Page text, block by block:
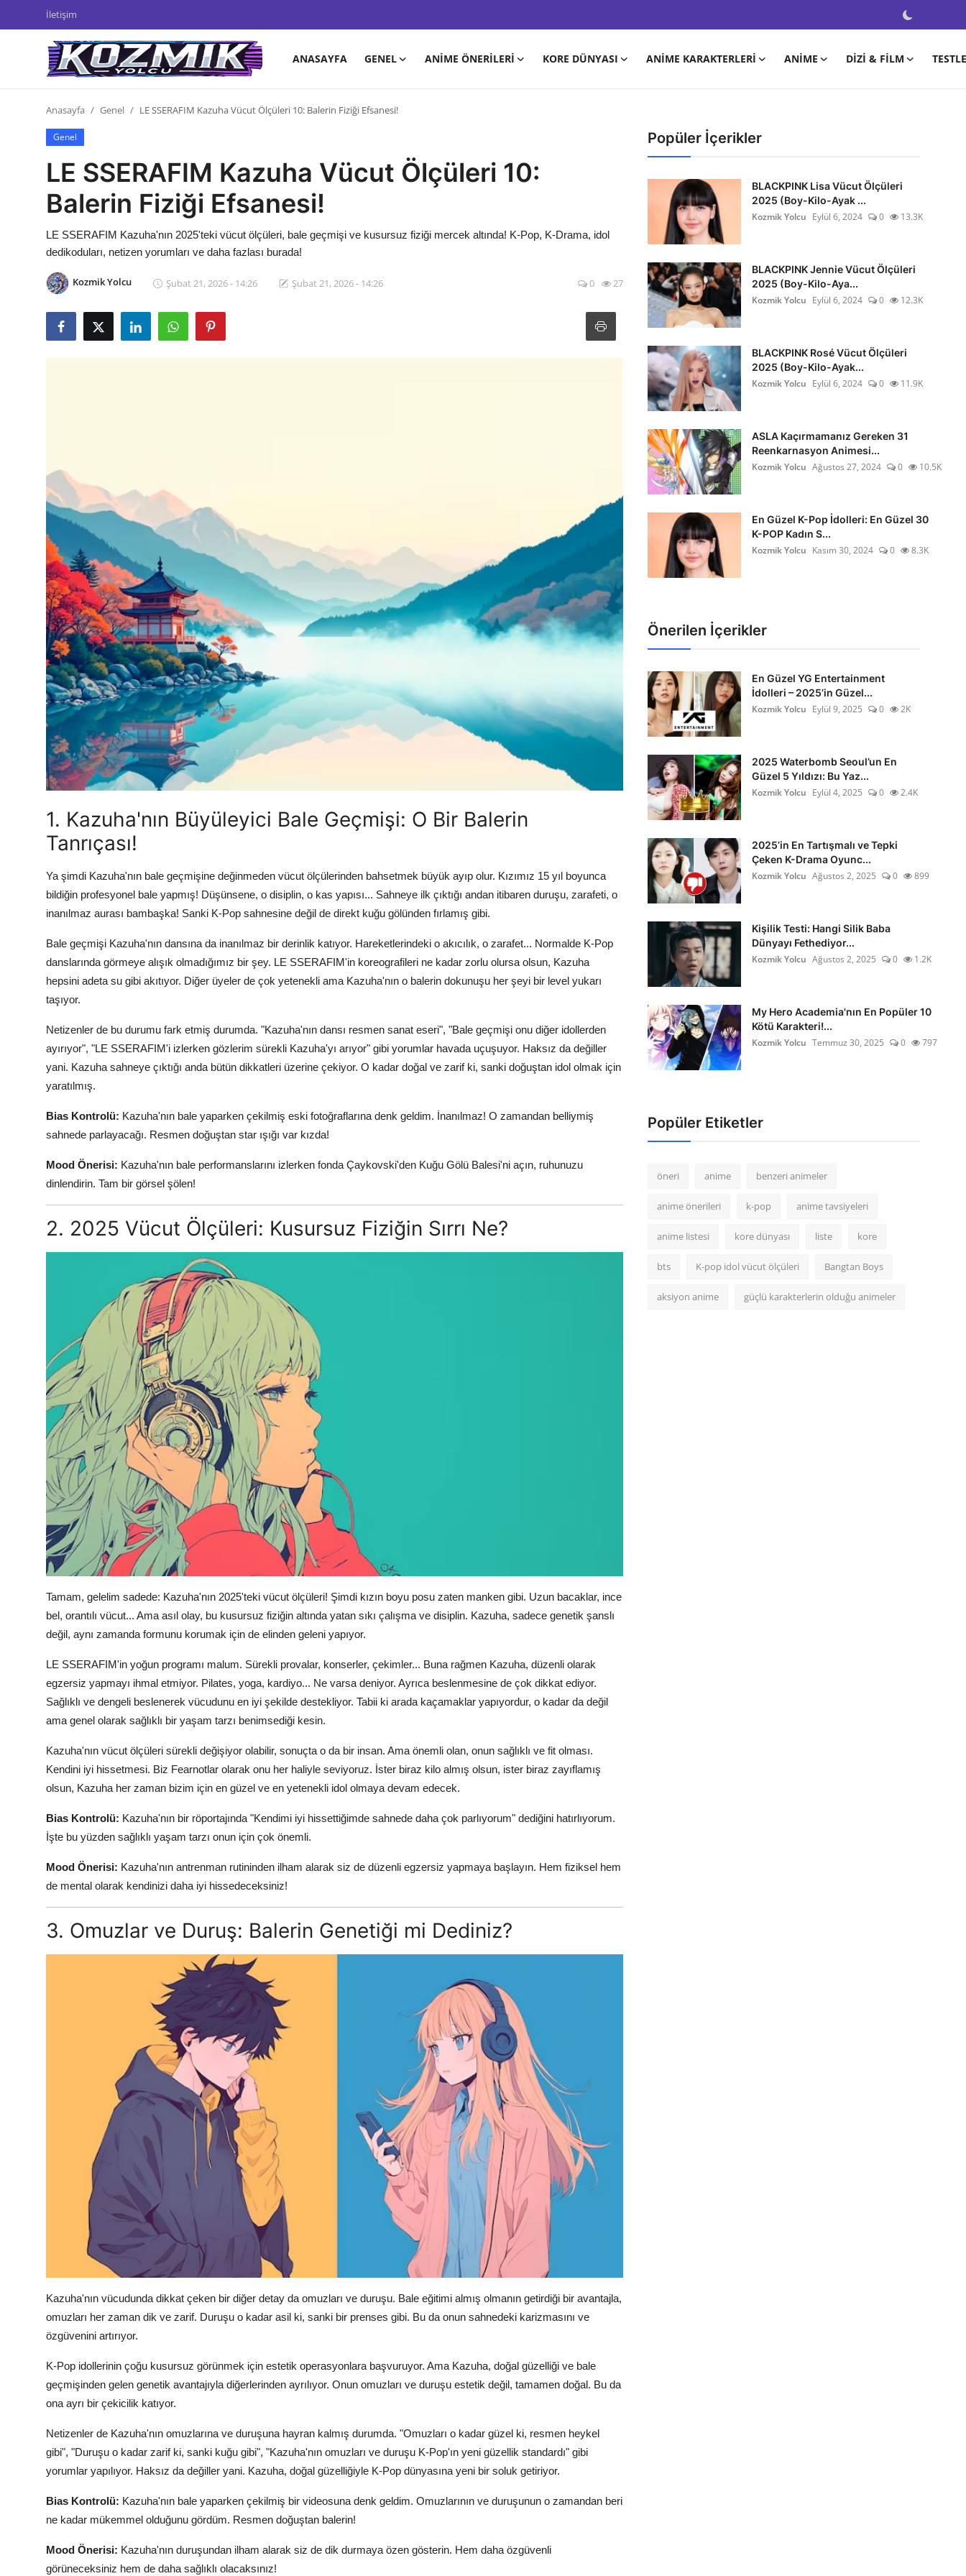
İletişim
ANASAYFA GENEL ANIME ÖNERILERI KORE DÜNYASI ANIME KARAKTERLERI ANIME DIZI & FILM
Anime Önerileri
Kore Dünyası
Anime Karakterleri
Dizi & Film
Testler
Anasayfa Genel LE SSERAFIM Kazuha Vücut Ölçüleri 10: Balerin Fiziği Efsanesi!
Genel
LE SSERAFIM Kazuha Vücut Ölçüleri 10:
Balerin Fiziği Efsanesi!
LE SSERAFIM Kazuha'nın 2025'teki vücut ölçüleri, bale geçmişi ve kusursuz fiziği mercek altında! K-Pop, K-Drama, idol
dedikoduları, netizen yorumları ve daha fazlası burada!
Kozmik Yolcu Şubat 21, 2026 - 14:26 Şubat 21, 2026 - 14:26 0 27
1. Kazuha'nın Büyüleyici Bale Geçmişi: O Bir Balerin
Tanrıçası!
Ya şimdi Kazuha'nın bale geçmişine değinmeden vücut ölçülerinden bahsetmek büyük ayıp olur. Kızımız 15 yıl boyunca
bildiğin profesyonel bale yapmış! Düşünsene, o disiplin, o kas yapısı... Sahneye ilk çıktığı andan itibaren duruşu, zarafeti, o
inanılmaz aurası bambaşka! Sanki K-Pop sahnesine değil de direkt kuğu gölünden fırlamış gibi.
Bale geçmişi Kazuha'nın dansına da inanılmaz bir derinlik katıyor. Hareketlerindeki o akıcılık, o zarafet... Normalde K-Pop
danslarında görmeye alışık olmadığımız bir şey. LE SSERAFIM'in koreografileri ne kadar zorlu olursa olsun, Kazuha
hepsini adeta su gibi akıtıyor. Diğer üyeler de çok yetenekli ama Kazuha'nın o balerin dokunuşu her şeyi bir level yukarı
taşıyor.
Netizenler de bu durumu fark etmiş durumda. "Kazuha'nın dansı resmen sanat eseri", "Bale geçmişi onu diğer idollerden
ayırıyor", "LE SSERAFIM'i izlerken gözlerim sürekli Kazuha'yı arıyor" gibi yorumlar havada uçuşuyor. Haksız da değiller
yani. Kazuha sahneye çıktığı anda bütün dikkatleri üzerine çekiyor. O kadar doğal ve zarif ki, sanki doğuştan idol olmak için
yaratılmış.
Bias Kontrolü: Kazuha'nın bale yaparken çekilmiş eski fotoğraflarına denk geldim. İnanılmaz! O zamandan belliymiş
sahnede parlayacağı. Resmen doğuştan star ışığı var kızda!
Mood Önerisi: Kazuha'nın bale performanslarını izlerken fonda Çaykovski'den Kuğu Gölü Balesi'ni açın, ruhunuzu
dinlendirin. Tam bir görsel şölen!
2. 2025 Vücut Ölçüleri: Kusursuz Fiziğin Sırrı Ne?
Tamam, gelelim sadede: Kazuha'nın 2025'teki vücut ölçüleri! Şimdi kızın boyu posu zaten manken gibi. Uzun bacaklar, ince
bel, orantılı vücut... Ama asıl olay, bu kusursuz fiziğin altında yatan sıkı çalışma ve disiplin. Kazuha, sadece genetik şanslı
değil, aynı zamanda formunu korumak için de elinden geleni yapıyor.
LE SSERAFIM'in yoğun programı malum. Sürekli provalar, konserler, çekimler... Buna rağmen Kazuha, düzenli olarak
egzersiz yapmayı ihmal etmiyor. Pilates, yoga, kardiyo... Ne varsa deniyor. Ayrıca beslenmesine de çok dikkat ediyor.
Sağlıklı ve dengeli beslenerek vücudunu en iyi şekilde destekliyor. Tabii ki arada kaçamaklar yapıyordur, o kadar da değil
ama genel olarak sağlıklı bir yaşam tarzı benimsediği kesin.
Kazuha'nın vücut ölçüleri sürekli değişiyor olabilir, sonuçta o da bir insan. Ama önemli olan, onun sağlıklı ve fit olması.
Kendini iyi hissetmesi. Biz Fearnotlar olarak onu her haliyle seviyoruz. İster biraz kilo almış olsun, ister biraz zayıflamış
olsun, Kazuha her zaman bizim için en güzel ve en yetenekli idol olmaya devam edecek.
Bias Kontrolü: Kazuha'nın bir röportajında "Kendimi iyi hissettiğimde sahnede daha çok parlıyorum" dediğini hatırlıyorum.
İşte bu yüzden sağlıklı yaşam tarzı onun için çok önemli.
Mood Önerisi: Kazuha'nın antrenman rutininden ilham alarak siz de düzenli egzersiz yapmaya başlayın. Hem fiziksel hem
de mental olarak kendinizi daha iyi hissedeceksiniz!
3. Omuzlar ve Duruş: Balerin Genetiği mi Dediniz?
Kazuha'nın vücudunda dikkat çeken bir diğer detay da omuzları ve duruşu. Bale eğitimi almış olmanın getirdiği bir avantajla,
omuzları her zaman dik ve zarif. Duruşu o kadar asil ki, sanki bir prenses gibi. Bu da onun sahnedeki karizmasını ve
özgüvenini artırıyor.
K-Pop idollerinin çoğu kusursuz görünmek için estetik operasyonlara başvuruyor. Ama Kazuha, doğal güzelliği ve bale
geçmişinden gelen genetik avantajıyla diğerlerinden ayrılıyor. Onun omuzları ve duruşu estetik değil, tamamen doğal. Bu da
ona ayrı bir çekicilik katıyor.
Netizenler de Kazuha'nın omuzlarına ve duruşuna hayran kalmış durumda. "Omuzları o kadar güzel ki, resmen heykel
gibi", "Duruşu o kadar zarif ki, sanki kuğu gibi", "Kazuha'nın omuzları ve duruşu K-Pop'ın yeni güzellik standardı" gibi
yorumlar yapılıyor. Haksız da değiller yani. Kazuha, doğal güzelliğiyle K-Pop dünyasına yeni bir soluk getiriyor.
Bias Kontrolü: Kazuha'nın bale yaparken çekilmiş bir videosuna denk geldim. Omuzlarının ve duruşunun o zamandan beri
ne kadar mükemmel olduğunu gördüm. Resmen doğuştan balerin!
Mood Önerisi: Kazuha'nın duruşundan ilham alarak siz de dik durmaya özen gösterin. Hem daha özgüvenli
görüneceksiniz hem de daha sağlıklı olacaksınız!
Popüler İçerikler
BLACKPINK Lisa Vücut Ölçüleri
2025 (Boy-Kilo-Ayak ...
Kozmik Yolcu Eylül 6, 2024 0 13.3K
BLACKPINK Jennie Vücut Ölçüleri
2025 (Boy-Kilo-Aya...
Kozmik Yolcu Eylül 6, 2024 0 12.3K
BLACKPINK Rosé Vücut Ölçüleri
2025 (Boy-Kilo-Ayak...
Kozmik Yolcu Eylül 6, 2024 0 11.9K
ASLA Kaçırmamanız Gereken 31
Reenkarnasyon Animesi...
Kozmik Yolcu Ağustos 27, 2024 0 10.5K
En Güzel K-Pop İdolleri: En Güzel 30
K-POP Kadın S...
Kozmik Yolcu Kasım 30, 2024 0 8.3K
Önerilen İçerikler
En Güzel YG Entertainment
İdolleri – 2025’in Güzel...
Kozmik Yolcu Eylül 9, 2025 0 2K
2025 Waterbomb Seoul’un En
Güzel 5 Yıldızı: Bu Yaz...
Kozmik Yolcu Eylül 4, 2025 0 2.4K
2025’in En Tartışmalı ve Tepki
Çeken K-Drama Oyunc...
Kozmik Yolcu Ağustos 2, 2025 0 899
Kişilik Testi: Hangi Silik Baba
Dünyayı Fethediyor...
Kozmik Yolcu Ağustos 2, 2025 0 1.2K
My Hero Academia'nın En Popüler 10
Kötü Karakteri!...
Kozmik Yolcu Temmuz 30, 2025 0 797
Popüler Etiketler
öneri anime benzeri animeler
anime önerileri k-pop anime tavsiyeleri
anime listesi kore dünyası liste kore
bts K-pop idol vücut ölçüleri Bangtan Boys
aksiyon anime güçlü karakterlerin olduğu animeler